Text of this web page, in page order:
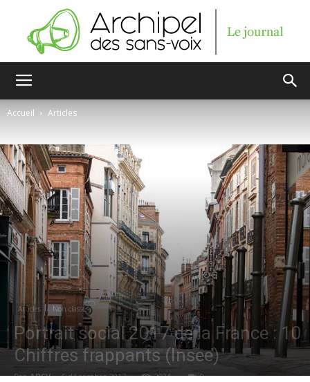
sans-
voix
Accueil Articles
Articles Non classé
Portrait social 2017 de la France : 10
Chiffres frappants (Insee)
Par ADSV - 5 décembre 2017 2034 0